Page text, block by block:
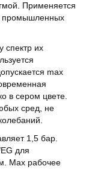
Применяется
промышленных
их
max
в сером цвете.
сред, не
1,5 бар.
для
Max рабочее